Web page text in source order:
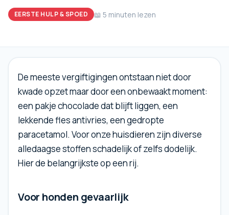
EERSTE HULP & SPOED 📖5 minuten lezen
De meeste vergiftigingen ontstaan niet door
kwade opzet maar door een onbewaakt moment:
een pakje chocolade dat blijft liggen, een
lekkende fles antivries, een gedropte
paracetamol. Voor onze huisdieren zijn diverse
alledaagse stoffen schadelijk of zelfs dodelijk.
Hier de belangrijkste op een rij.
Voor honden gevaarlijk